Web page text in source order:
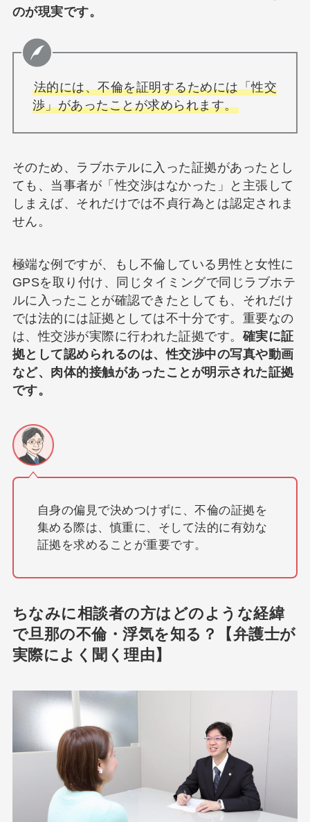
のが現実です。
法的には、不倫を証明するためには「性交
渉」があったことが求められます。
そのため、ラブホテルに入った証拠があったとし
ても、当事者が「性交渉はなかった」と主張して
しまえば、それだけでは不貞行為とは認定されま
せん。
極端な例ですが、もし不倫している男性と女性に
GPSを取り付け、同じタイミングで同じラブホテ
ルに入ったことが確認できたとしても、それだけ
では法的には証拠としては不十分です。重要なの
は、性交渉が実際に行われた証拠です。 確実に証
拠として認められるのは、性交渉中の写真や動画
など、肉体的接触があったことが明示された証拠
です。
自身の偏見で決めつけずに、不倫の証拠を
集める際は、慎重に、そして法的に有効な
証拠を求めることが重要です。
ちなみに相談者の方はどのような経緯
で旦那の不倫・浮気を知る？【弁護士が
実際によく聞く理由】